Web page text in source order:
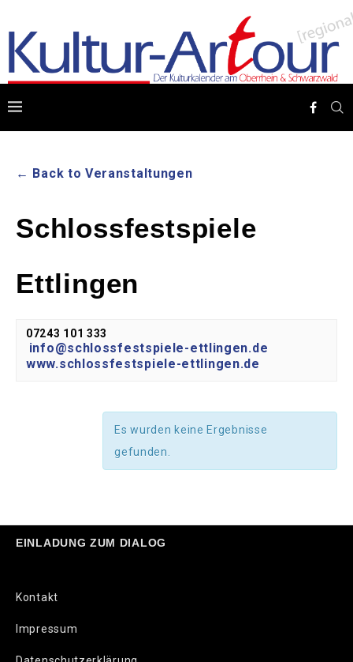
← Back to Veranstaltungen
Schlossfestspiele
Ettlingen
07243 101 333
info@schlossfestspiele-ettlingen.de
www.schlossfestspiele-ettlingen.de
Es wurden keine Ergebnisse
gefunden.
EINLADUNG ZUM DIALOG
Kontakt
Impressum